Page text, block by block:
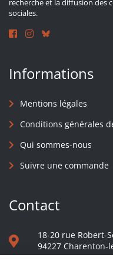
recherche et la diffusion des
sociales.
Informations
Mentions légales
Conditions générales
Qui sommes-nous
Suivre une commande
Contact
18-20 rue Robert-
94227 Charenton-